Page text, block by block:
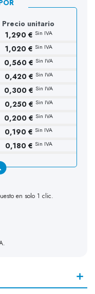
Precio unitario
1,290 € Sin IVA
1,020 € Sin IVA
0,560 € Sin IVA
0,420 € Sin IVA
0,300 € Sin IVA
0,250 € Sin IVA
0,200 € Sin IVA
0,190 € Sin IVA
0,180 € Sin IVA
en solo 1 clic.